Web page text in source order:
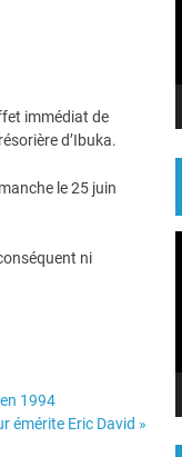
immédiat de
d’Ibuka.
le 25 juin
ni
1994
émérite Eric David »